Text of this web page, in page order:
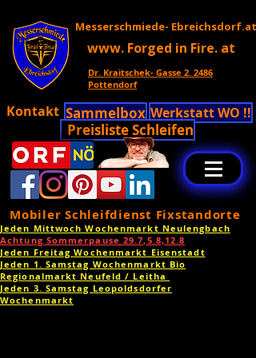
Messerschmiede- Ebreichsdorf.at
www. Forged in Fire. at
Dr. Kraitschek- Gasse 2. 2486
Pottendorf
Kontakt Sammelbox Werkstatt WO !!
Preisliste Schleifen
Mobiler Schleifdienst Fixstandorte
Jeden Mittwoch Wochenmarkt Neulengbach
Achtung Sommerpause 29.7,5.8,12.8
Jeden Freitag Wochenmarkt Eisenstadt
Jeden 1. Samstag Wochenmarkt Bio
Regionalmarkt Neufeld / Leitha
Jeden 3. Samstag Leopoldsdorfer
Wochenmarkt